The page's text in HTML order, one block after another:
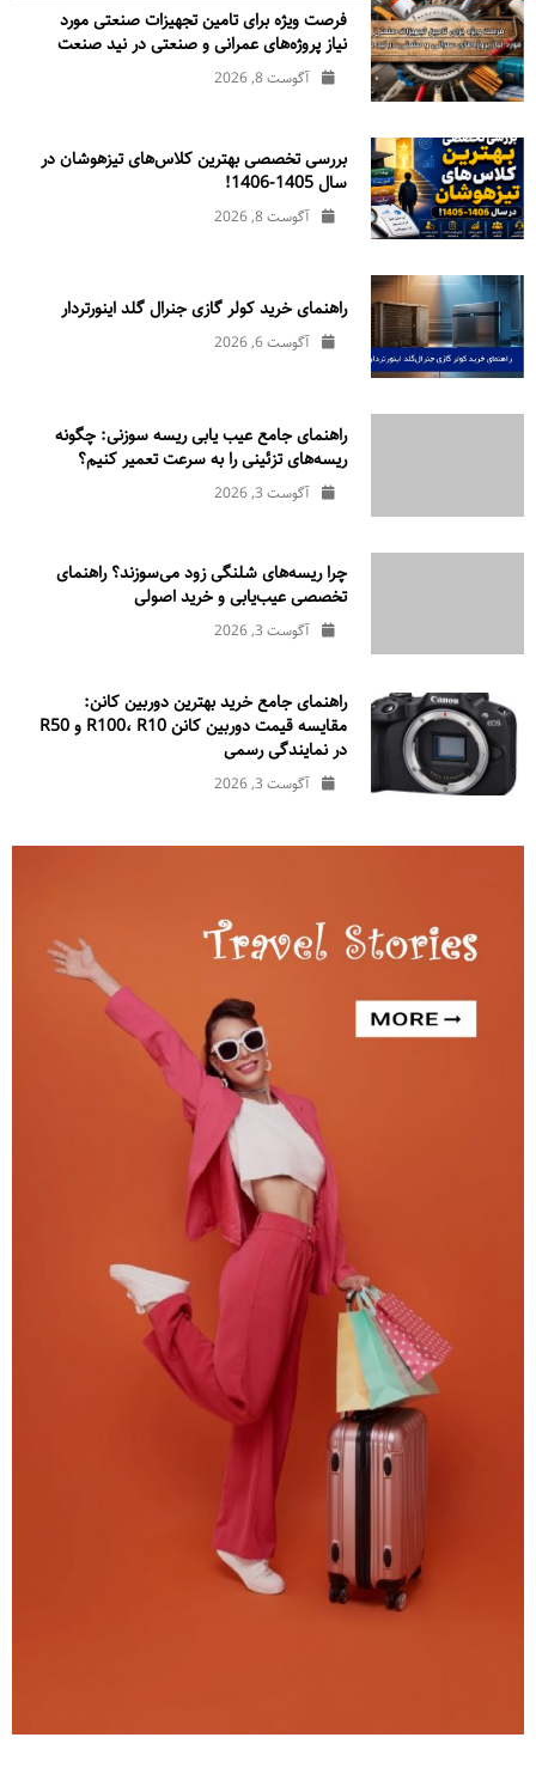
فرصت ویژه برای تامین تجهیزات صنعتی مورد
نیاز پروژه‌های عمرانی و صنعتی در نید صنعت
آگوست 8, 2026
بررسی تخصصی بهترین کلاس‌های تیزهوشان در
سال 1405-1406!
آگوست 8, 2026
راهنمای خرید کولر گازی جنرال‌ گلد اینورتر‌دار
آگوست 6, 2026
راهنمای جامع عیب یابی ریسه سوزنی: چگونه
ریسه‌های تزئینی را به سرعت تعمیر کنیم؟
آگوست 3, 2026
چرا ریسه‌های شلنگی زود می‌سوزند؟ راهنمای
تخصصی عیب‌یابی و خرید اصولی
آگوست 3, 2026
راهنمای جامع خرید بهترین دوربین کانن:
مقایسه قیمت دوربین کانن R100، R10 و R50
در نمایندگی رسمی
آگوست 3, 2026